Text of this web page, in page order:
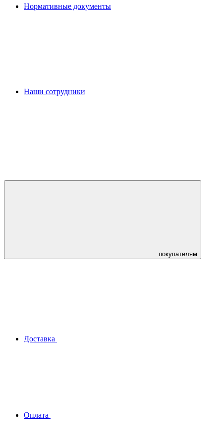
Нормативные документы
Наши сотрудники
покупателям
Доставка
Оплата